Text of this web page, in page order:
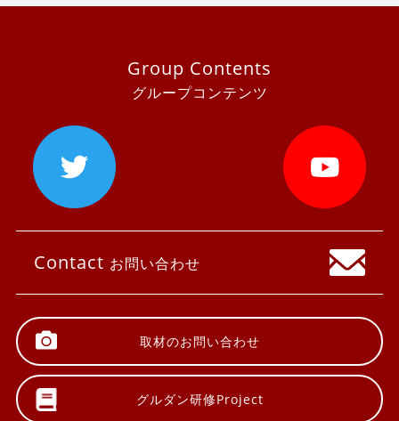
Group Contents
グループコンテンツ
Contact お問い合わせ
取材のお問い合わせ
グルダン研修Project